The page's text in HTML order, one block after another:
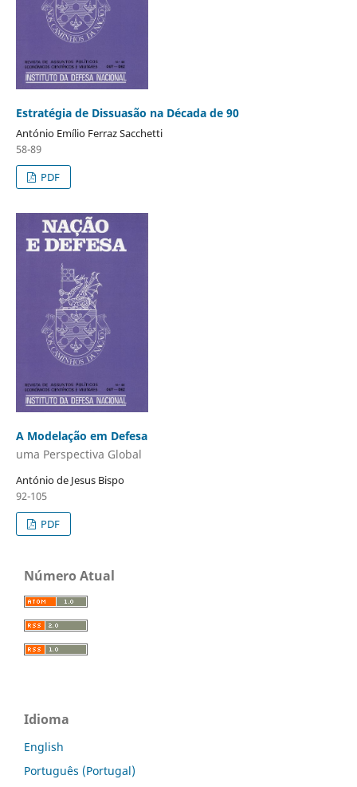
Estratégia de Dissuasão na Década de 90
António Emílio Ferraz Sacchetti
58-89
PDF
A Modelação em Defesa
uma Perspectiva Global
António de Jesus Bispo
92-105
PDF
Número Atual
Idioma
English
Português (Portugal)